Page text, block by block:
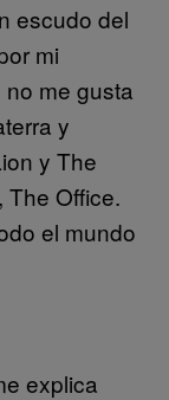
escudo del
mi
me gusta
y
y The
The Office.
el mundo
explica